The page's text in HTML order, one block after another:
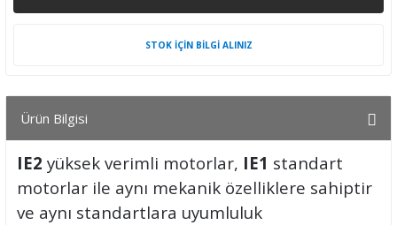
STOK İÇİN BİLGİ ALINIZ
Ürün Bilgisi
IE2 yüksek verimli motorlar, IE1 standart
motorlar ile aynı mekanik özelliklere sahiptir
ve aynı standartlara uyumluluk